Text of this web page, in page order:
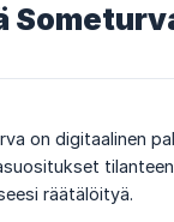
on digitaalinen
räätälöityä.